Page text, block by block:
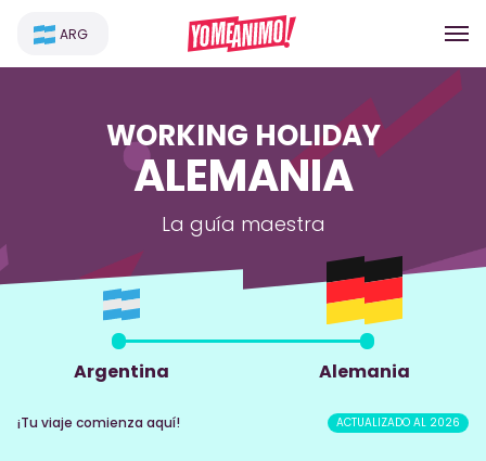
ARG
WORKING HOLIDAY
ALEMANIA
La guía maestra
Argentina Alemania
¡Tu viaje comienza aquí! ACTUALIZADO AL 2026